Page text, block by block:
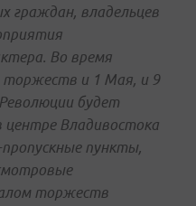
граждан, владельцев
Во время
торжеств и 1 Мая, и 9
будет
центре Владивостока
пункты,
торжеств